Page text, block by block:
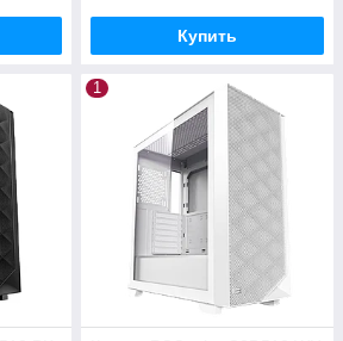
Купить
1